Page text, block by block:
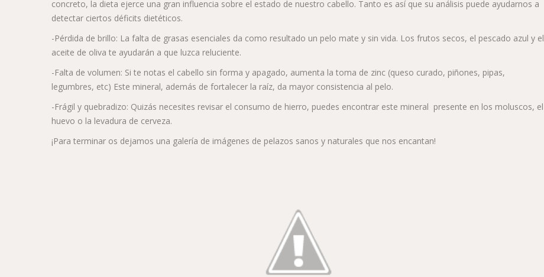
concreto, la dieta ejerce una gran influencia sobre el estado de nuestro cabello. Tanto es así que su análisis puede ayudarnos a
detectar ciertos déficits dietéticos.
-Pérdida de brillo: La falta de grasas esenciales da como resultado un pelo mate y sin vida. Los frutos secos, el pescado azul y el
aceite de oliva te ayudarán a que luzca reluciente.
-Falta de volumen: Si te notas el cabello sin forma y apagado, aumenta la toma de zinc (queso curado, piñones, pipas,
legumbres, etc) Este mineral, además de fortalecer la raíz, da mayor consistencia al pelo.
-Frágil y quebradizo: Quizás necesites revisar el consumo de hierro, puedes encontrar este mineral presente en los moluscos, el
huevo o la levadura de cerveza.
¡Para terminar os dejamos una galería de imágenes de pelazos sanos y naturales que nos encantan!